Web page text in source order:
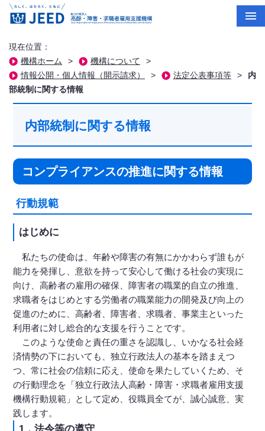
現在位置：
機構ホーム
> 機構について
>
情報公開・個人情報（開示請求）
> 法定公表事項等 >
内
部統制に関する情報
内部統制に関する情報
コンプライアンスの推進に関する情報
行動規範
はじめに
私たちの使命は、年齢や障害の有無にかかわらず誰もが
能力を発揮し、意欲を持って安心して働ける社会の実現に
向け、高齢者の雇用の確保、障害者の職業的自立の推進、
求職者をはじめとする労働者の職業能力の開発及び向上の
促進のために、高齢者、障害者、求職者、事業主といった
利用者に対し総合的な支援を行うことです。
このような使命と責任の重さを認識し、いかなる社会経
済情勢の下においても、独立行政法人の基本を踏まえつ
つ、常に社会の信頼に応え、使命を果たしていくため、そ
の行動理念を「独立行政法人高齢・障害・求職者雇用支援
機構行動規範」として定め、役職員全てが、誠心誠意、実
践します。